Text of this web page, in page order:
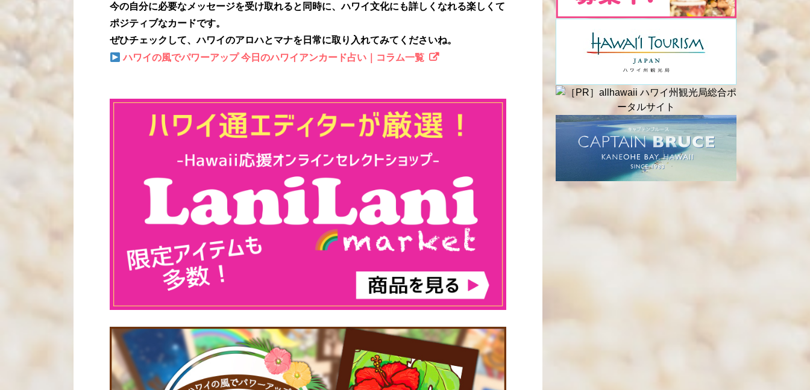
今の自分に必要なメッセージを受け取れると同時に、ハワイ文化にも詳しくなれる楽しくて
ポジティブなカードです。
ぜひチェックして、ハワイのアロハとマナを日常に取り入れてみてくださいね。
ハワイの風でパワーアップ 今日のハワイアンカード占い｜コラム一覧